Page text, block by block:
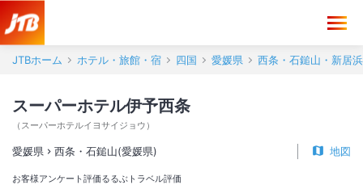
JTBホーム ホテル・旅館・宿 四国 愛媛県 西条・石鎚山・新居浜
スーパーホテル伊予西条
（ スーパーホテルイヨサイジョウ ）
愛媛県 西条・石鎚山(愛媛県) 地図
お客様アンケート評価るるぶトラベル評価